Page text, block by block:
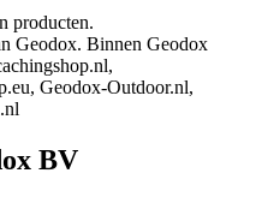
producten.
Geodox. Binnen Geodox
Geodox-Outdoor.nl,
BV